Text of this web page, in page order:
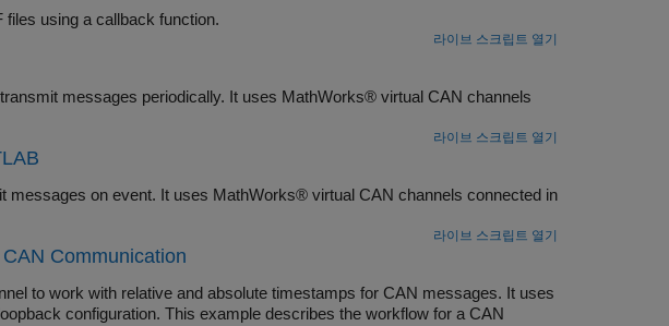
using a callback function.
라이브 스크립트 열기
messages periodically. It uses MathWorks® virtual CAN channels
라이브 스크립트 열기
messages on event. It uses MathWorks® virtual CAN channels connected in
라이브 스크립트 열기
Communication
to work with relative and absolute timestamps for CAN messages. It uses
configuration. This example describes the workflow for a CAN